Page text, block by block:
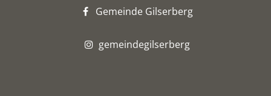
Gemeinde Gilserberg
gemeindegilserberg